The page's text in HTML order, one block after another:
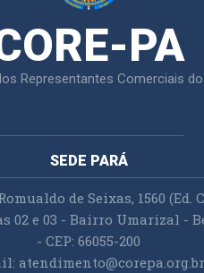
PA
Representantes Comerciais
SEDE PARÁ
de Seixas, 1560 (Ed.
02 e 03 - Bairro Umarizal -
- CEP: 66055-200
atendimento@corepa.org.br